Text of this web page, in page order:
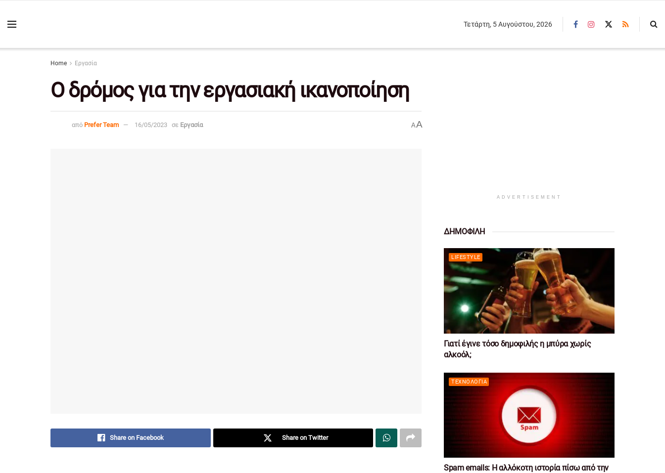
Τετάρτη, 5 Αυγούστου, 2026
Home Εργασία
Ο δρόμος για την εργασιακή ικανοποίηση
από Prefer Team 16/05/2023 σε Εργασία AA
Share on Facebook Share on Twitter
ADVERTISEMENT
ΔΗΜΟΦΙΛΗ
LIFESTYLE
Γιατί έγινε τόσο δημοφιλής η μπύρα χωρίς
αλκοόλ;
ΤΕΧΝΟΛΟΓΊΑ
Spam emails: Η αλλόκοτη ιστορία πίσω από την